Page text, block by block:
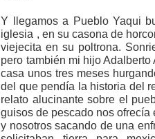
Y llegamos a Pueblo Yaqui
iglesia , en su casona de
viejecita en su poltrona.
pero también mi hijo
casa unos tres meses
del que pendía la historia del
relato alucinante sobre el
guisos de pescado nos
y nosotros sacando de una